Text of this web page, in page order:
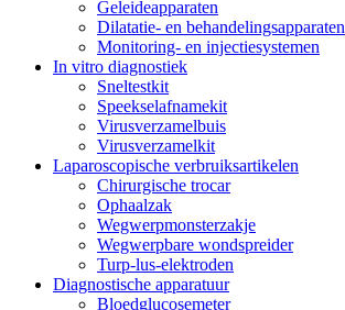
Geleideapparaten
Dilatatie- en behandelingsapparaten
Monitoring- en injectiesystemen
In vitro diagnostiek
Sneltestkit
Speekselafnamekit
Virusverzamelbuis
Virusverzamelkit
Laparoscopische verbruiksartikelen
Chirurgische trocar
Ophaalzak
Wegwerpmonsterzakje
Wegwerpbare wondspreider
Turp-lus-elektroden
Diagnostische apparatuur
Bloedglucosemeter